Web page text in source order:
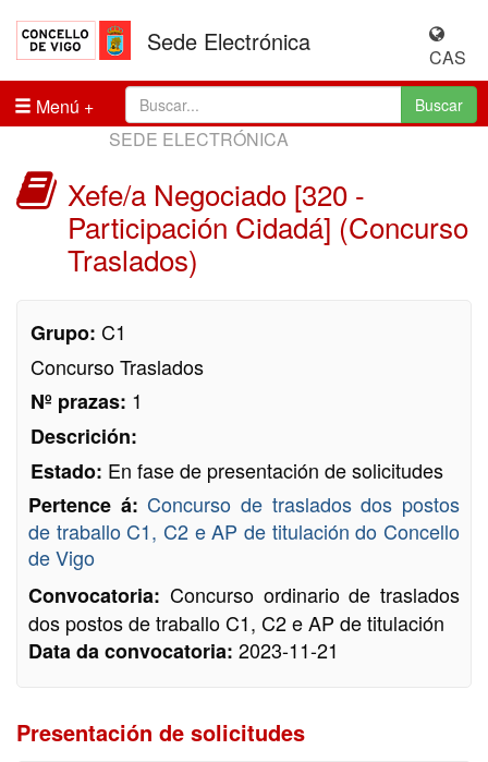
Sede Electrónica
CAS
Menú
Buscar
SEDE ELECTRÓNICA
Xefe/a Negociado [320 -
Participación Cidadá] (Concurso
Traslados)
Grupo: C1
Concurso Traslados
Nº prazas: 1
Descrición:
Estado: En fase de presentación de solicitudes
Pertence á: Concurso de traslados dos postos
de traballo C1, C2 e AP de titulación do Concello
de Vigo
Convocatoria: Concurso ordinario de traslados
dos postos de traballo C1, C2 e AP de titulación
Data da convocatoria: 2023-11-21
Presentación de solicitudes